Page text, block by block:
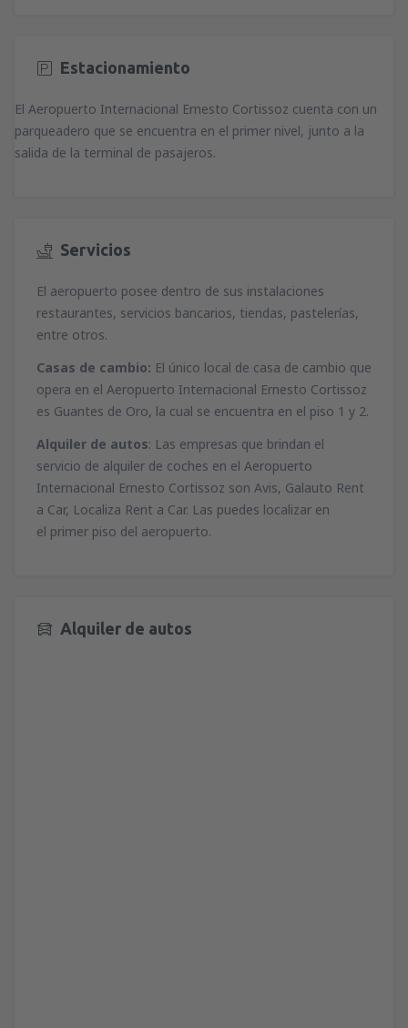
Estacionamiento
El Aeropuerto Internacional Ernesto Cortissoz cuenta con un
parqueadero que se encuentra en el primer nivel, junto a la
salida de la terminal de pasajeros.
Servicios
El aeropuerto posee dentro de sus instalaciones
restaurantes, servicios bancarios, tiendas, pastelerías,
entre otros.
Casas de cambio: El único local de casa de cambio que
opera en el Aeropuerto Internacional Ernesto Cortissoz
es Guantes de Oro, la cual se encuentra en el piso 1 y 2.
Alquiler de autos: Las empresas que brindan el
servicio de alquiler de coches en el Aeropuerto
Internacional Ernesto Cortissoz son Avis, Galauto Rent
a Car, Localiza Rent a Car. Las puedes localizar en
el primer piso del aeropuerto.
Alquiler de autos